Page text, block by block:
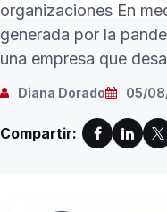
organizaciones En
generada por la
una empresa que
Diana Dorado 05/
Compartir: